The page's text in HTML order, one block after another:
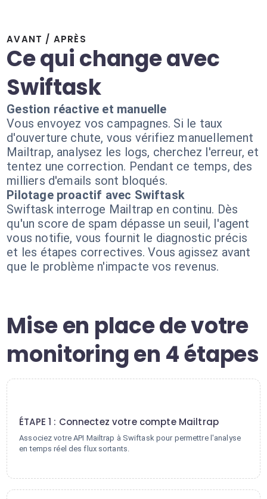
AVANT / APRÈS
Ce qui change avec
Swiftask
Gestion réactive et manuelle
Vous envoyez vos campagnes. Si le taux
d'ouverture chute, vous vérifiez manuellement
Mailtrap, analysez les logs, cherchez l'erreur, et
tentez une correction. Pendant ce temps, des
milliers d'emails sont bloqués.
Pilotage proactif avec Swiftask
Swiftask interroge Mailtrap en continu. Dès
qu'un score de spam dépasse un seuil, l'agent
vous notifie, vous fournit le diagnostic précis
et les étapes correctives. Vous agissez avant
que le problème n'impacte vos revenus.
Mise en place de votre
monitoring en 4 étapes
ÉTAPE 1 : Connectez votre compte Mailtrap
Associez votre API Mailtrap à Swiftask pour permettre l'analyse
en temps réel des flux sortants.